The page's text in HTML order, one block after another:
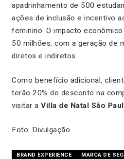
apadrinhamento de 500
ações de inclusão e incentivo
feminino. O impacto
50 milhões, com a geração de
diretos e indiretos.
Como benefício adicional,
terão 20% de desconto na
visitar a Villa de Natal São
Foto: Divulgação
BRAND EXPERIENCE MARCA DE